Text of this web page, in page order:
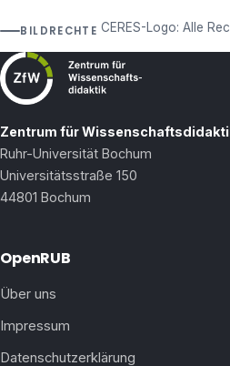
BILDRECHTE CERES-Logo: Alle
Zentrum für
Ruhr-Universität Bochum
Universitätsstraße 150
44801 Bochum
OpenRUB
Über uns
Impressum
Datenschutzerklärung